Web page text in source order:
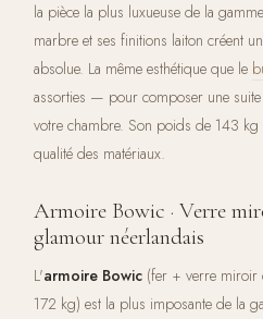
la pièce la plus luxueuse de la
marbre et ses finitions laiton créent
absolue. La même esthétique que le
assorties — pour composer une
votre chambre. Son poids de 143 kg
qualité des matériaux.
Armoire Bowic · Verre
glamour néerlandais
L'armoire Bowic (fer + verre
172 kg) est la plus imposante de la